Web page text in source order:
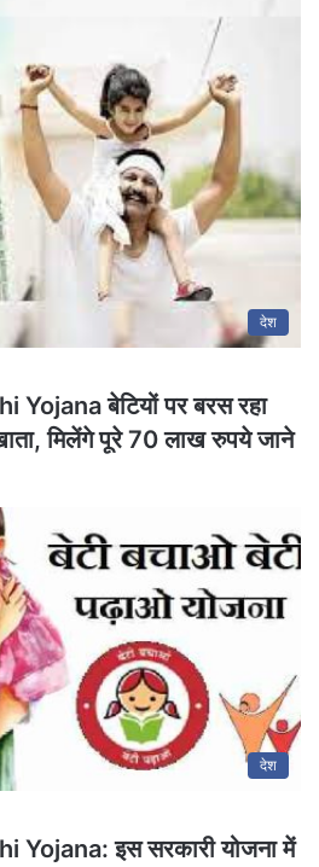
देश
बेटियों पर बरस रहा
मिलेंगे पूरे 70 लाख रुपये जाने
देश
इस सरकारी योजना में